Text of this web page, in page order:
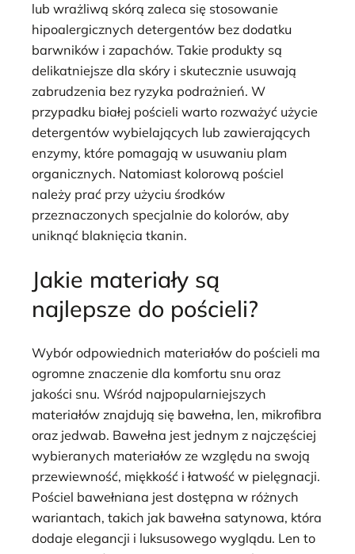
lub wrażliwą skórą zaleca się stosowanie
hipoalergicznych detergentów bez dodatku
barwników i zapachów. Takie produkty są
delikatniejsze dla skóry i skutecznie usuwają
zabrudzenia bez ryzyka podrażnień. W
przypadku białej pościeli warto rozważyć użycie
detergentów wybielających lub zawierających
enzymy, które pomagają w usuwaniu plam
organicznych. Natomiast kolorową pościel
należy prać przy użyciu środków
przeznaczonych specjalnie do kolorów, aby
uniknąć blaknięcia tkanin.
Jakie materiały są
najlepsze do pościeli?
Wybór odpowiednich materiałów do pościeli ma
ogromne znaczenie dla komfortu snu oraz
jakości snu. Wśród najpopularniejszych
materiałów znajdują się bawełna, len, mikrofibra
oraz jedwab. Bawełna jest jednym z najczęściej
wybieranych materiałów ze względu na swoją
przewiewność, miękkość i łatwość w pielęgnacji.
Pościel bawełniana jest dostępna w różnych
wariantach, takich jak bawełna satynowa, która
dodaje elegancji i luksusowego wyglądu. Len to